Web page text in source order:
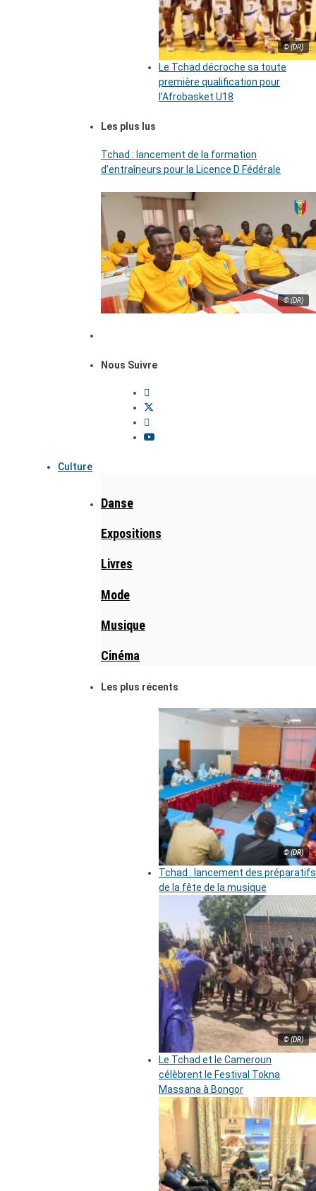
© (DR)
Le Tchad décroche sa toute
première qualification pour
l’Afrobasket U18
Les plus lus
Tchad : lancement de la formation
d’entraîneurs pour la Licence D Fédérale
© (DR)
Nous Suivre
Culture
Danse
Expositions
Livres
Mode
Musique
Cinéma
Les plus récents
© (DR)
Tchad : lancement des préparatifs
de la fête de la musique
© (DR)
Le Tchad et le Cameroun
célèbrent le Festival Tokna
Massana à Bongor